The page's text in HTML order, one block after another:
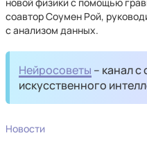
соавтор Соумен Рой,
с анализом данных.
Нейросоветы – канал с
искусственного
Новости